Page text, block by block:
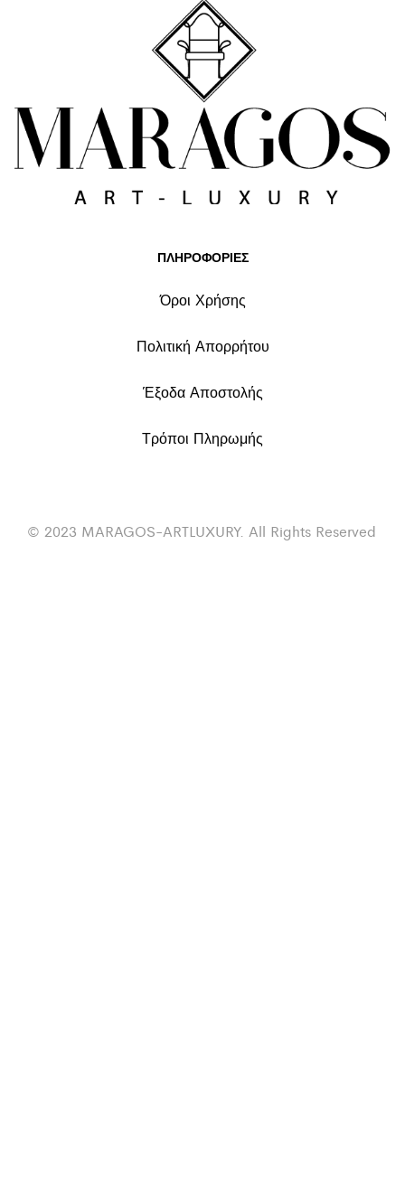
ΠΛΗΡΟΦΟΡΙΕΣ
Όροι Χρήσης
Πολιτική Απορρήτου
Έξοδα Αποστολής
Τρόποι Πληρωμής
© 2023 MARAGOS-ARTLUXURY. All Rights Reserved